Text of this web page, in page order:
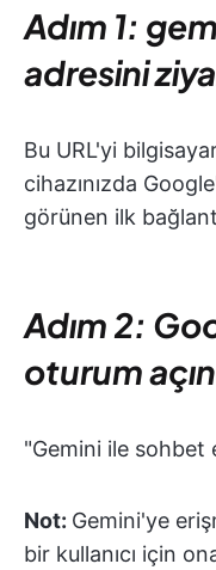
Adım 1:
adresini
Bu URL'yi
cihazınızda
görünen ilk
Adım 2:
oturum açın
"Gemini ile sohbet
Not: Gemini'ye
bir kullanıcı için